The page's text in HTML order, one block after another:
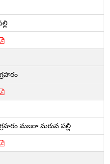
మజరా మరువ పల్లి